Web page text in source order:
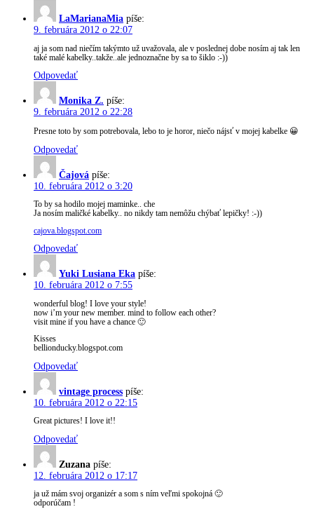
LaMarianaMia píše:
9. februára 2012 o 22:07
aj ja som nad niečím takýmto už uvažovala, ale v poslednej dobe nosím aj tak len
také malé kabelky..takže..ale jednoznačne by sa to šiklo :-))
Odpovedať
Monika Z. píše:
9. februára 2012 o 22:28
Presne toto by som potrebovala, lebo to je horor, niečo nájsť v mojej kabelke 😀
Odpovedať
Čajová píše:
10. februára 2012 o 3:20
To by sa hodilo mojej maminke.. che
Ja nosím maličké kabelky.. no nikdy tam nemôžu chýbať lepičky! :-))
cajova.blogspot.com
Odpovedať
Yuki Lusiana Eka píše:
10. februára 2012 o 7:55
wonderful blog! I love your style!
now i’m your new member. mind to follow each other?
visit mine if you have a chance 🙂
Kisses
bellionducky.blogspot.com
Odpovedať
vintage process píše:
10. februára 2012 o 22:15
Great pictures! I love it!!
Odpovedať
Zuzana píše:
12. februára 2012 o 17:17
ja už mám svoj organizér a som s ním veľmi spokojná 🙂
odporúčam !